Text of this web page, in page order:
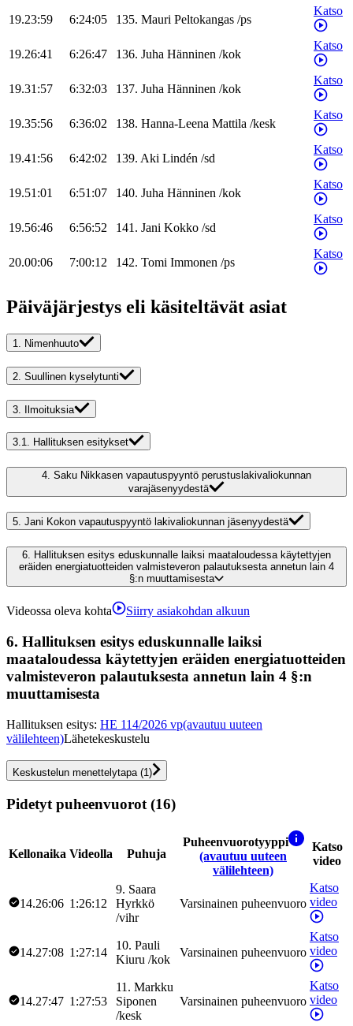
19.23:59 6:24:05 135. Mauri Peltokangas /ps
Katso
19.26:41 6:26:47 136. Juha Hänninen /kok
Katso
19.31:57 6:32:03 137. Juha Hänninen /kok
Katso
19.35:56 6:36:02 138. Hanna-Leena Mattila /kesk
Katso
19.41:56 6:42:02 139. Aki Lindén /sd
Katso
19.51:01 6:51:07 140. Juha Hänninen /kok
Katso
19.56:46 6:56:52 141. Jani Kokko /sd
Katso
20.00:06 7:00:12 142. Tomi Immonen /ps
Katso
Päiväjärjestys eli käsiteltävät asiat
1. Nimenhuuto
2. Suullinen kyselytunti
3. Ilmoituksia
3.1. Hallituksen esitykset
4. Saku Nikkasen vapautuspyyntö perustuslakivaliokunnan
varajäsenyydestä
5. Jani Kokon vapautuspyyntö lakivaliokunnan jäsenyydestä
6. Hallituksen esitys eduskunnalle laiksi maataloudessa käytettyjen
eräiden energiatuotteiden valmisteveron palautuksesta annetun lain 4
§:n muuttamisesta
Videossa oleva kohta Siirry asiakohdan alkuun
6. Hallituksen esitys eduskunnalle laiksi
maataloudessa käytettyjen eräiden energiatuotteiden
valmisteveron palautuksesta annetun lain 4 §:n
muuttamisesta
Hallituksen esitys: HE 114/2026 vp(avautuu uuteen
välilehteen)Lähetekeskustelu
Keskustelun menettelytapa(1)
Pidetyt puheenvuorot (16)
Kellonaika Videolla Puhuja
Puheenvuorotyyppi
(avautuu uuteen
välilehteen)
Katso
video
14.26:06 1:26:12
9. Saara
Hyrkkö
/vihr
Varsinainen puheenvuoro
Katso
video
14.27:08 1:27:14
10. Pauli
Kiuru /kok
Varsinainen puheenvuoro
Katso
video
14.27:47 1:27:53
11 . Markku
Siponen
/kesk
Varsinainen puheenvuoro
Katso
video